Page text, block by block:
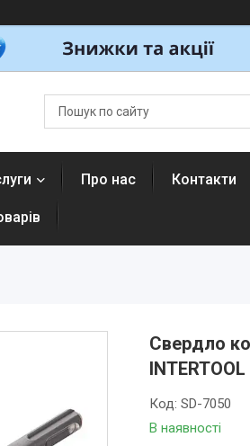
Про нас Контакти
Свердло
В наявності
Код: SD-7050